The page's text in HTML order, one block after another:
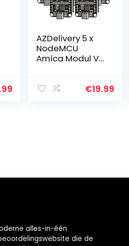
AZDelivery 5 x
NodeMCU
Amica Modul V2
Development
€19.99
alles-in-één
die de